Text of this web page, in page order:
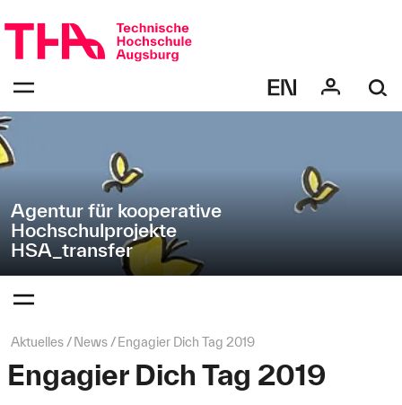
überspringen
zur
Navigation
"HSA_transfer"
Agentur für kooperative
Hochschulprojekte
HSA_transfer
bestätigen
Öffnen
bestätigen
des
Seitenpfad:
Aktuelles News Engagier Dich Tag 2019
Engagier Dich Tag 2019